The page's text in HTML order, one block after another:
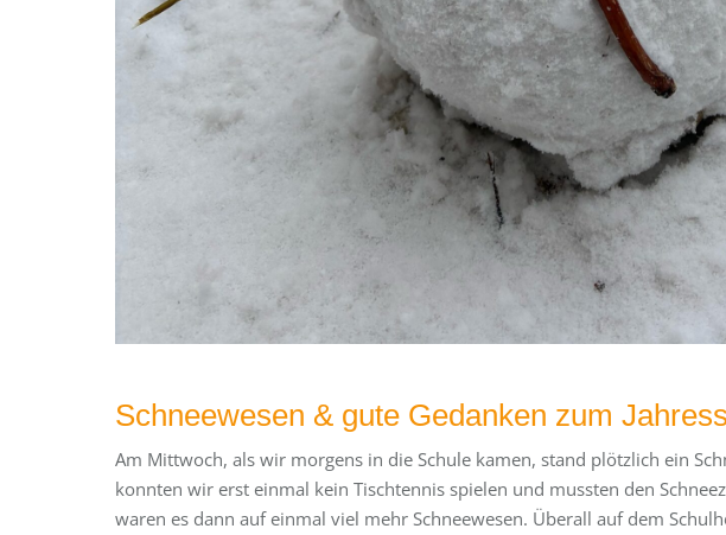
Schneewesen & gute Gedanken zum
Am Mittwoch, als wir morgens in die Schule kamen, stand plötzlich ein
konnten wir erst einmal kein Tischtennis spielen und mussten den
waren es dann auf einmal viel mehr Schneewesen. Überall auf dem